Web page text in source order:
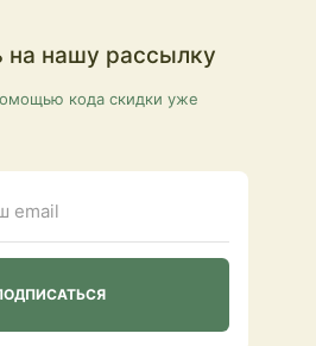
на нашу рассылку
кода скидки уже